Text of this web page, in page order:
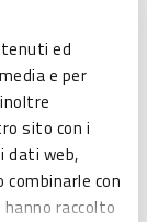
ed
e per
sito con i
dati web,
con
raccolto
di
patrimoni
oltre
e alle
ridotto a € 3